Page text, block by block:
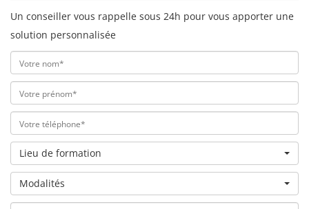
Un conseiller vous rappelle sous 24h pour vous apporter une
solution personnalisée
Lieu de formation
Modalités